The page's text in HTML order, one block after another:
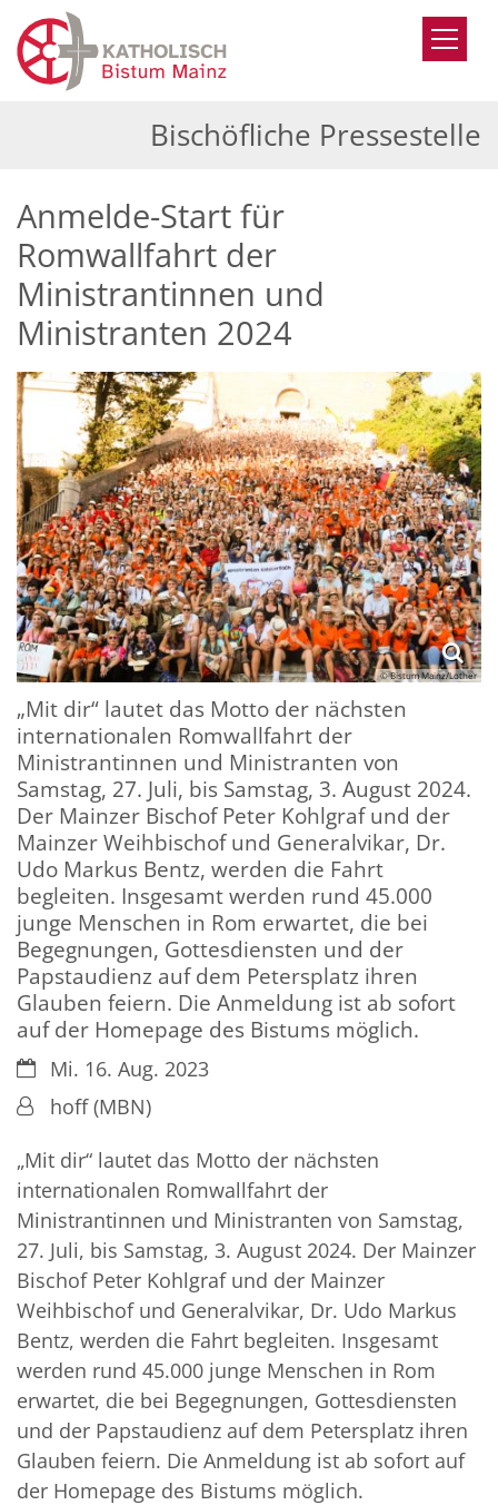
Zum Inhalt springen
Bischöfliche Pressestelle
Anmelde-Start für
Romwallfahrt der
Ministrantinnen und
Ministranten 2024
© Bistum Mainz/Lother
„Mit dir“ lautet das Motto der nächsten
internationalen Romwallfahrt der
Ministrantinnen und Ministranten von
Samstag, 27. Juli, bis Samstag, 3. August 2024.
Der Mainzer Bischof Peter Kohlgraf und der
Mainzer Weihbischof und Generalvikar, Dr.
Udo Markus Bentz, werden die Fahrt
begleiten. Insgesamt werden rund 45.000
junge Menschen in Rom erwartet, die bei
Begegnungen, Gottesdiensten und der
Papstaudienz auf dem Petersplatz ihren
Glauben feiern. Die Anmeldung ist ab sofort
auf der Homepage des Bistums möglich.
Datum:Mi. 16. Aug. 2023
Von:hoff (MBN)
„Mit dir“ lautet das Motto der nächsten
internationalen Romwallfahrt der
Ministrantinnen und Ministranten von Samstag,
27. Juli, bis Samstag, 3. August 2024. Der Mainzer
Bischof Peter Kohlgraf und der Mainzer
Weihbischof und Generalvikar, Dr. Udo Markus
Bentz, werden die Fahrt begleiten. Insgesamt
werden rund 45.000 junge Menschen in Rom
erwartet, die bei Begegnungen, Gottesdiensten
und der Papstaudienz auf dem Petersplatz ihren
Glauben feiern. Die Anmeldung ist ab sofort auf
der Homepage des Bistums möglich.